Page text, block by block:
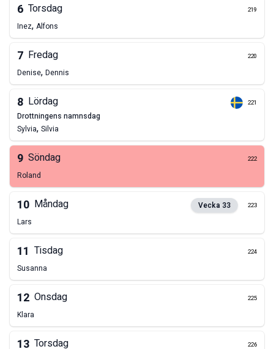
6 Torsdag 219
Inez, Alfons
7 Fredag 220
Denise, Dennis
8 Lördag 221
drottningens namnsdag
Sylvia, Silvia
9 Söndag 222
Roland
10 Måndag Vecka 33 223
Lars
11 Tisdag 224
Susanna
12 Onsdag 225
Klara
13 Torsdag 226